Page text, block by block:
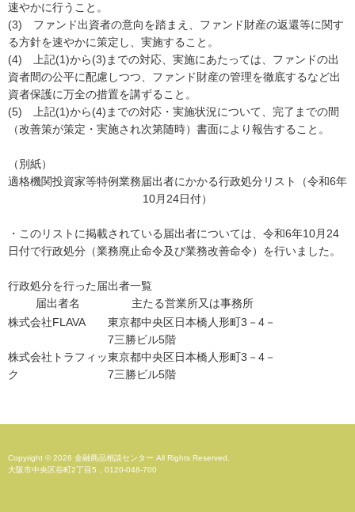
速やかに行うこと。
(3) ファンド出資者の意向を踏まえ、ファンド財産の返還等に関す
る方針を速やかに策定し、実施すること。
(4) 上記(1)から(3)までの対応、実施にあたっては、ファンドの出
資者間の公平に配慮しつつ、ファンド財産の管理を徹底するなど出
資者保護に万全の措置を講ずること。
(5) 上記(1)から(4)までの対応・実施状況について、完了までの間
（改善策が策定・実施され次第随時）書面により報告すること。
（別紙）
適格機関投資家等特例業務届出者にかかる行政処分リスト（令和6年
10月24日付）
・このリストに掲載されている届出者については、令和6年10月24
日付で行政処分（業務廃止命令及び業務改善命令）を行いました。
行政処分を行った届出者一覧
届出者名
主たる営業所又は事務所
株式会社FLAVA
東京都中央区日本橋人形町3－4－
7三勝ビル5階
株式会社トラフィッ
ク
東京都中央区日本橋人形町3－4－
7三勝ビル5階
Copyright © 2026 金融商品相談センター All Rights Reserved.
大阪市中央区谷町2丁目5，0120-048-700